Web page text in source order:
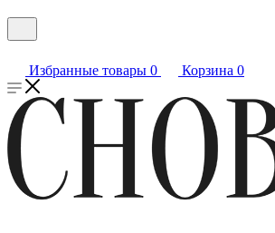
Избранные товары 0 Корзина 0